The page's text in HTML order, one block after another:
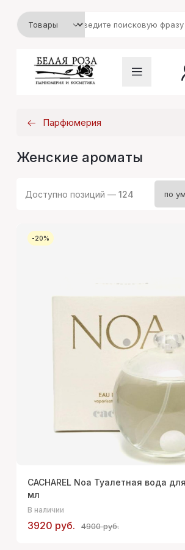
Парфюмерия
Женские ароматы
Доступно позиций — 124
-20%
CACHAREL Noa Туалетная вода
мл
В наличии
3920 руб. 4900 руб.